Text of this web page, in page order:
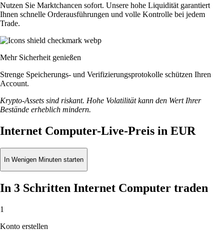
Nutzen Sie Marktchancen sofort. Unsere hohe Liquidität garantiert
Ihnen schnelle Orderausführungen und volle Kontrolle bei jedem
Trade.
Mehr Sicherheit genießen
Strenge Speicherungs- und Verifizierungsprotokolle schützen Ihren
Account.
Krypto-Assets sind riskant. Hohe Volatilität kann den Wert Ihrer
Bestände erheblich mindern.
Internet Computer-Live-Preis in EUR
In Wenigen Minuten starten
In 3 Schritten Internet Computer traden
1
Konto erstellen